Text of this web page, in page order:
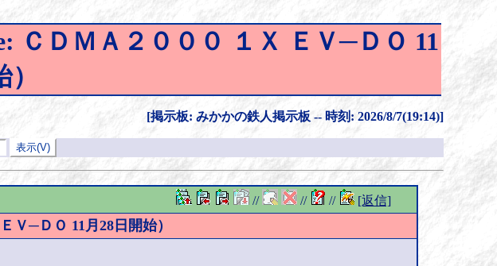
ＣＤＭＡ２０００ １Ｘ ＥＶ─ＤＯ 11
[掲示板: みかかの鉄人掲示板 -- 時刻: 2026/8/7(19:14)]
// // // [返信]
Ｖ─ＤＯ 11月28日開始）